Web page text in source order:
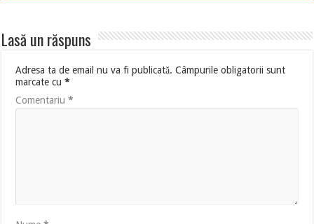
Lasă un răspuns
Adresa ta de email nu va fi publicată. Câmpurile obligatorii sunt
marcate cu*
Comentariu*